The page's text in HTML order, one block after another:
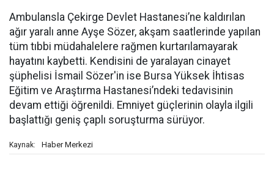
Ambulansla Çekirge Devlet Hastanesi’ne kaldırılan
ağır yaralı anne Ayşe Sözer, akşam saatlerinde yapılan
tüm tıbbi müdahalelere rağmen kurtarılamayarak
hayatını kaybetti. Kendisini de yaralayan cinayet
şüphelisi İsmail Sözer'in ise Bursa Yüksek İhtisas
Eğitim ve Araştırma Hastanesi’ndeki tedavisinin
devam ettiği öğrenildi. Emniyet güçlerinin olayla ilgili
başlattığı geniş çaplı soruşturma sürüyor.
Kaynak: Haber Merkezi